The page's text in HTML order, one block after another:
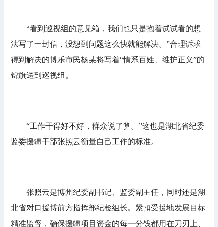
“看到巡视组的意见箱，我们也只是抱着试试看的想
法写了一封信，没想到问题这么快就能解决。”合理诉求
得到解决的博乐市民杨某将写着“情系百姓、维护正义”的
锦旗送到巡视组。
“工作干得好不好，群众说了算。”这也是湖北省纪委
监委援疆干部张照云衡量自己工作的标准。
张照云是博州纪委副书记、监委副主任，同时还是湖
北省对口援博前方指挥部纪检组长。紧扣受援地发展目标
精准监督，确保援疆项目资金的每一分钱都用在刀刃上、